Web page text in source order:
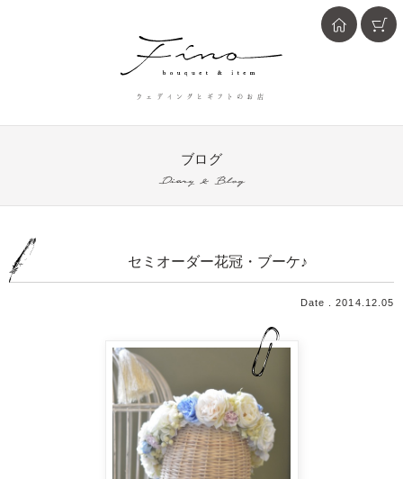
ウェディングとギフトのお店
ブログ
Diary & Blog
セミオーダー花冠・ブーケ♪
Date . 2014.12.05